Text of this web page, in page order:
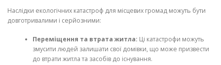
Наслідки екологічних катастроф для місцевих громад можуть бути
довготривалими і серйозними:
Переміщення та втрата житла: Ці катастрофи можуть
змусити людей залишати свої домівки, що може призвести
до втрати житла та засобів до існування.